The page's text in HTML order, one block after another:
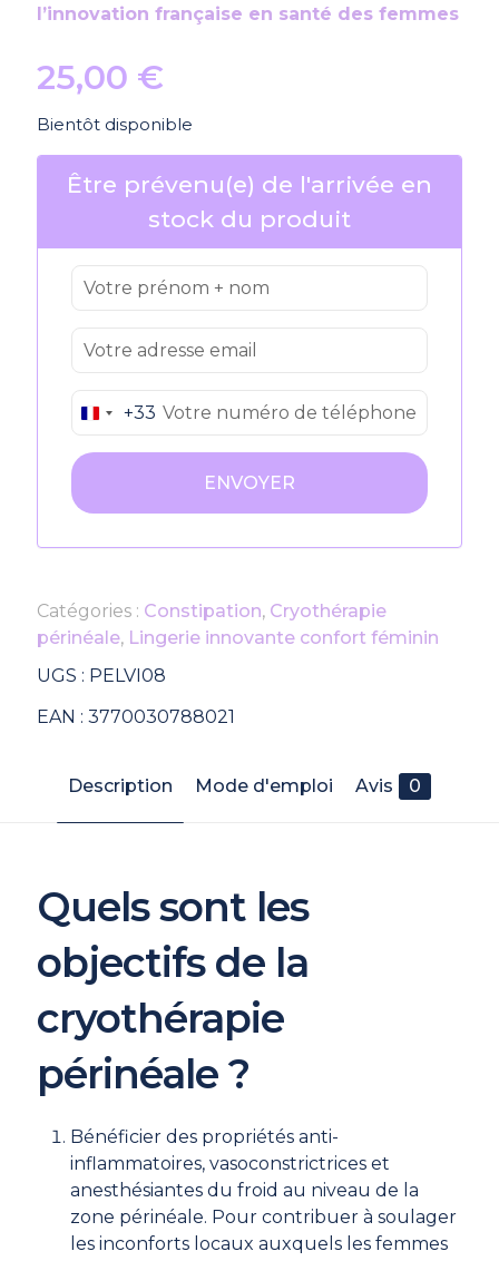
l’innovation française en santé des femmes
25,00 €
Bientôt disponible
Être prévenu(e) de l'arrivée en
stock du produit
France
+33
EAN : 3770030788021
UGS : PELVI08
Catégories : Constipation, Cryothérapie
périnéale, Lingerie innovante confort féminin
Description Mode d'emploi Avis 0
Quels sont les
objectifs de la
cryothérapie
périnéale ?
Bénéficier des propriétés anti-
inflammatoires, vasoconstrictrices et
anesthésiantes du froid au niveau de la
zone périnéale. Pour contribuer à soulager
les inconforts locaux auxquels les femmes